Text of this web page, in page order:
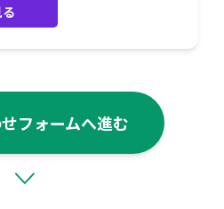
フォームへ進む